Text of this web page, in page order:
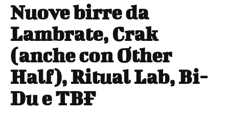
Nuove birre da
Lambrate, Crak
(anche con Other
Half), Ritual Lab, Bi-
Du e TBF